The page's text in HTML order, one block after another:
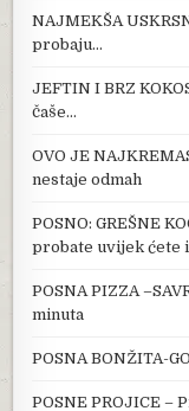
NAJMEKŠA
probaju…
JEFTIN I BRZ
čaše…
OVO JE
nestaje odmah
POSNO: GREŠNE
probate uvijek ćete
POSNA PIZZA
minuta
POSNA BONŽITA-
POSNE PROJICE –